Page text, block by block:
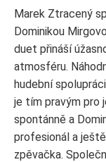
Marek Ztracený
Dominikou
duet přináší
atmosféru.
hudební
je tím pravým pro
spontánně a
profesionál a
zpěvačka.